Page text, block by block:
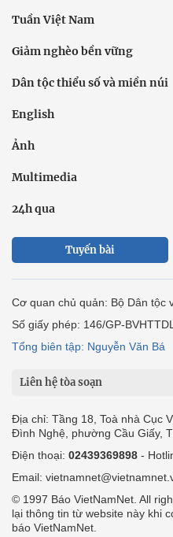
Tuần Việt Nam
Giảm nghèo bền vững
Dân tộc thiểu số và miền núi
English
Ảnh
Multimedia
24h qua
Tuyến bài
Cơ quan chủ quản: Bộ Dân tộc
Số giấy phép: 146/GP-
Tổng biên tập: Nguyễn Văn Bá
Liên hệ tòa soạn
Địa chỉ: Tầng 18, Toà nhà Cục
Đình Nghệ, phường Cầu Giấy,
Điện thoại: 02439369898 -
Email:
© 1997 Báo VietNamNet. All
lại thông tin từ website này khi
báo VietNamNet.